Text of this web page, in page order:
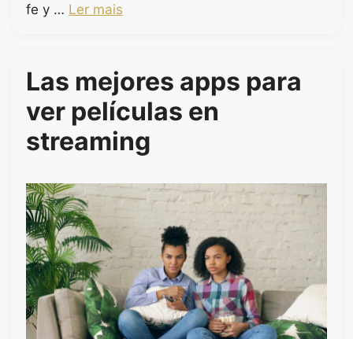
fe y … Ler mais
Las mejores apps para
ver películas en
streaming